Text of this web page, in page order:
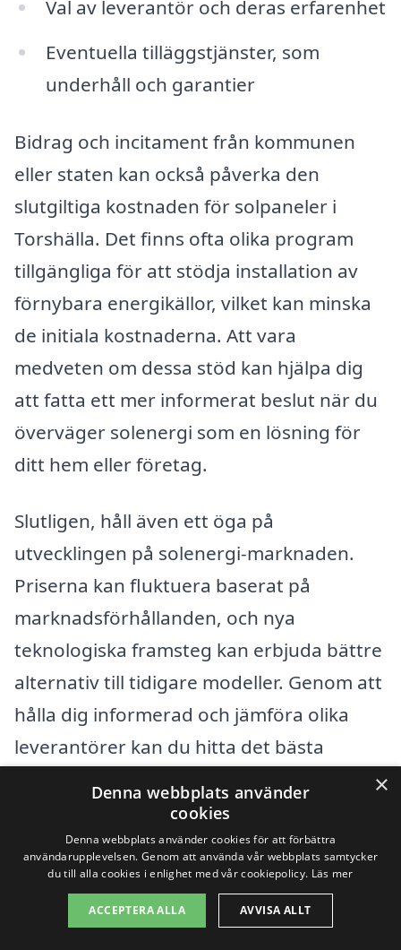
Val av leverantör och deras erfarenhet
Eventuella tilläggstjänster, som
underhåll och garantier
Bidrag och incitament från kommunen
eller staten kan också påverka den
slutgiltiga kostnaden för solpaneler i
Torshälla. Det finns ofta olika program
tillgängliga för att stödja installation av
förnybara energikällor, vilket kan minska
de initiala kostnaderna. Att vara
medveten om dessa stöd kan hjälpa dig
att fatta ett mer informerat beslut när du
överväger solenergi som en lösning för
ditt hem eller företag.
Slutligen, håll även ett öga på
utvecklingen på solenergi-marknaden.
Priserna kan fluktuera baserat på
marknadsförhållanden, och nya
teknologiska framsteg kan erbjuda bättre
alternativ till tidigare modeller. Genom att
hålla dig informerad och jämföra olika
leverantörer kan du hitta det bästa
som passar dina behov och budget.
Få 3 erbjudanden, gratis och utan
förpliktelser
×
Denna webbplats använder
cookies
Denna webbplats använder cookies för att förbättra
användarupplevelsen. Genom att använda vår webbplats samtycker
du till alla cookies i enlighet med vår cookiepolicy. Läs mer
ACCEPTERA ALLA AVVISA ALLT